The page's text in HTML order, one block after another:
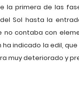
la primera de las
Sol hasta la
no contaba con
indicado la edil,
muy deteriorado y